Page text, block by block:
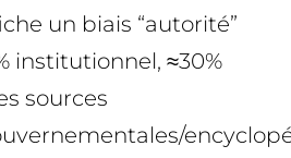
un biais “autorité”
institutionnel, ≈30%
sources